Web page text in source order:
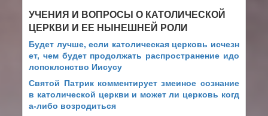
УЧЕНИЯ И ВОПРОСЫ О КАТОЛИЧЕСКОЙ
ЦЕРКВИ И ЕЕ НЫНЕШНЕЙ РОЛИ
Будет лучше, если католическая церковь исчезн
ет, чем будет продолжать распространение идо
лопоклонство Иисусу
Святой Патрик комментирует змеиное сознание
в католической церкви и может ли церковь когд
а-либо возродиться